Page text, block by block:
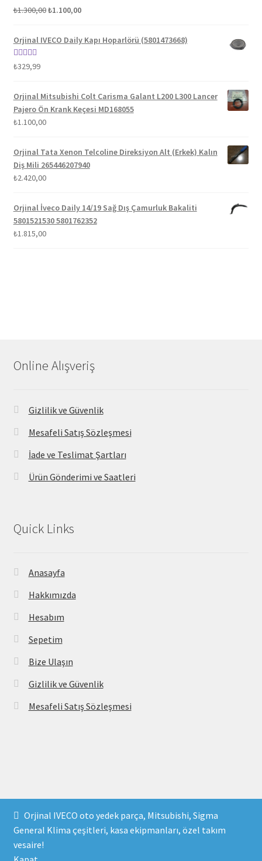
Orjinal IVECO oto yedek parça, Mitsubishi, Sigma
General Klima çeşitleri, kasa ekipmanları, özel takım
vesaire!
5 üzerinden
₺1.300,00Orijinal
₺1.300,00.
₺1.100,00Şu
fiyat:
₺1.100,00.
Orjinal IVECO Daily Kapı Hoparlörü (5801473668)
5 üzerinden
₺329,99
Orjinal Mitsubishi Colt Carisma Galant L200 L300 Lancer
Pajero Ön Krank Keçesi MD168055
₺1.100,00
Orjinal Tata Xenon Telcoline Direksiyon Alt (Erkek) Kalın
Diş Mili 265446207940
₺2.420,00
Orjinal İveco Daily 14/19 Sağ Dış Çamurluk Bakaliti
5801521530 5801762352
₺1.815,00
Online Alışveriş
Gizlilik ve Güvenlik
Mesafeli Satış Sözleşmesi
İade ve Teslimat Şartları
Ürün Gönderimi ve Saatleri
Quick Links
Anasayfa
Hakkımızda
Hesabım
Sepetim
Bize Ulaşın
Gizlilik ve Güvenlik
Mesafeli Satış Sözleşmesi
Copyright 2021 © parcavs.com Tüm hakları saklıdır. Kredi
kartı bilgileriniz 256bit SSL sertifikası ile korunmaktadır.